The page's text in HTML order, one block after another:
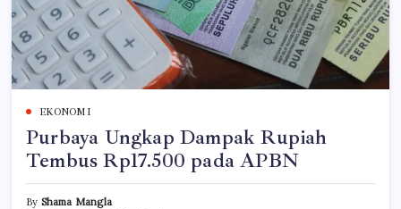
EKONOMI
Purbaya Ungkap Dampak Rupiah
Tembus Rp17.500 pada APBN
By Shama Mangla